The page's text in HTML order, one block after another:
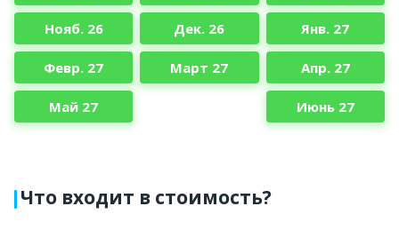
Нояб. 26 Дек. 26 Янв. 27
Февр. 27 Март 27 Апр. 27
Май 27 Июнь 27
Что входит в стоимость?